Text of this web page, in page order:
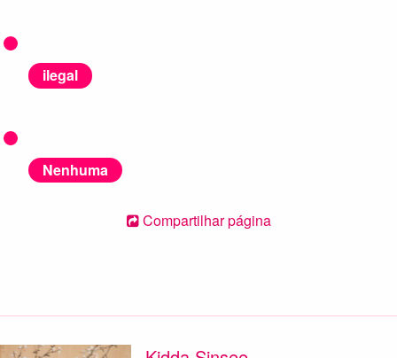
ilegal
Nenhuma
Compartilhar página